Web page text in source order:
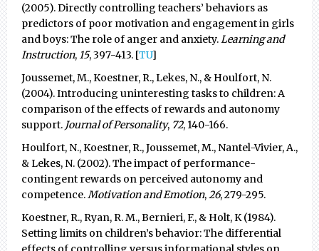
(2005). Directly controlling teachers’ behaviors as
predictors of poor motivation and engagement in girls
and boys: The role of anger and anxiety.Learning and
Instruction, 15, 397-413. [TU]
Joussemet, M., Koestner, R., Lekes, N., & Houlfort, N.
(2004). Introducing uninteresting tasks to children: A
comparison of the effects of rewards and autonomy
support. Journal of Personality, 72, 140-166.
Houlfort, N., Koestner, R., Joussemet, M., Nantel-Vivier, A.,
& Lekes, N. (2002). The impact of performance-
contingent rewards on perceived autonomy and
competence.Motivation and Emotion,26, 279-295.
Koestner, R., Ryan, R. M., Bernieri, F., & Holt, K (1984).
Setting limits on children’s behavior: The differential